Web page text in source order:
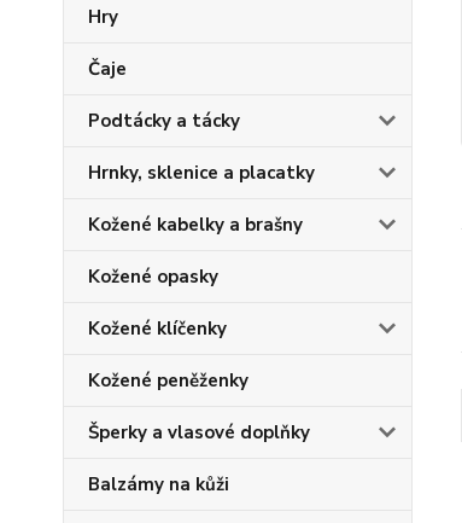
Hry
Čaje
Podtácky a tácky
Hrnky, sklenice a placatky
Kožené kabelky a brašny
Kožené opasky
Kožené klíčenky
Kožené peněženky
Šperky a vlasové doplňky
Balzámy na kůži